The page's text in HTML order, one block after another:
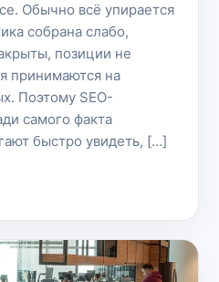
Обычно всё упирается
собрана слабо,
позиции не
принимаются на
Поэтому SEO-
самого факта
быстро увидеть, […]